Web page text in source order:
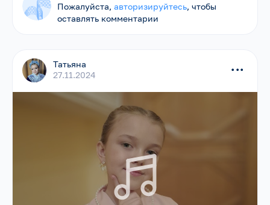
Пожалуйста,авторизируйтесь, чтобы
оставлять комментарии
Татьяна
27.11.2024
...